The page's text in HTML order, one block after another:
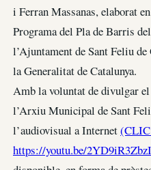
i Ferran Massanas, elaborat
Programa del Pla de Barris
l’Ajuntament de Sant Feliu
la Generalitat de Catalunya.
Amb la voluntat de divulgar
l’Arxiu Municipal de Sant
l’audiovisual a Internet
https://youtu.be/